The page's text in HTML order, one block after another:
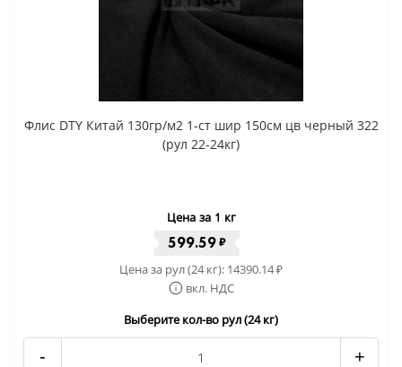
Флис DTY Китай 130гр/м2 1-ст шир 150см цв черный 322
(рул 22-24кг)
Цена за 1 кг
599.59 ₽
Цена за рул (24 кг): 14390.14₽
вкл. НДС
Выберите кол-во рул (24 кг)
- +